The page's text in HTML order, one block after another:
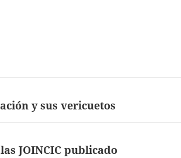
y sus vericuetos
JOINCIC publicado